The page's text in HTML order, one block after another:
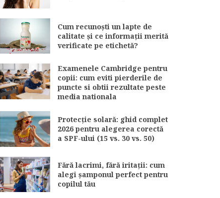
Cum recunoști un lapte de
calitate și ce informații merită
verificate pe etichetă?
Examenele Cambridge pentru
copii: cum eviti pierderile de
puncte si obtii rezultate peste
media nationala
Protecție solară: ghid complet
2026 pentru alegerea corectă
a SPF-ului (15 vs. 30 vs. 50)
Fără lacrimi, fără iritații: cum
alegi șamponul perfect pentru
copilul tău